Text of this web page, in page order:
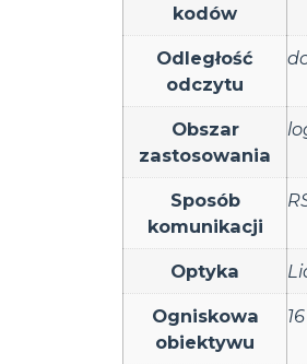
kodów
Odległość
odczytu
Obszar
zastosowania
Sposób
komunikacji
Optyka
Ogniskowa
obiektywu